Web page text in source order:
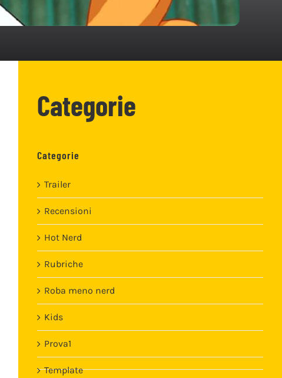
Categorie
Categorie
Trailer
Recensioni
Hot Nerd
Rubriche
Roba meno nerd
Kids
Prova1
Template